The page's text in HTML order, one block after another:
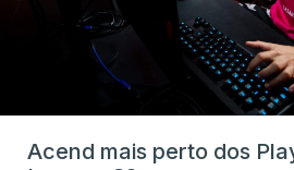
Acend mais perto dos